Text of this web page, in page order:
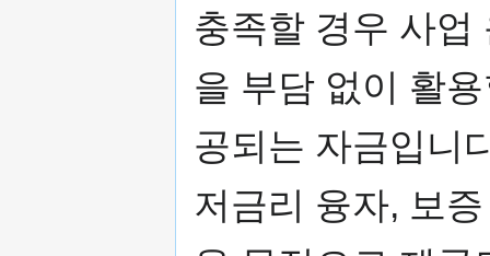
충족할 경우 사업
을 부담 없이 활
공되는 자금입니
저금리 융자, 보